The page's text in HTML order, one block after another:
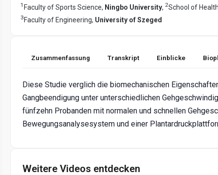
1 Faculty of Sports Science, Ningbo University, 2School of
3 Faculty of Engineering, University of Szeged
Zusammenfassung Transkript Einblicke
Diese Studie verglich die biomechanischen
Gangbeendigung unter unterschiedlichen
fünfzehn Probanden mit normalen und schnellen
Bewegungsanalysesystem und einer
Weitere Videos entdecken